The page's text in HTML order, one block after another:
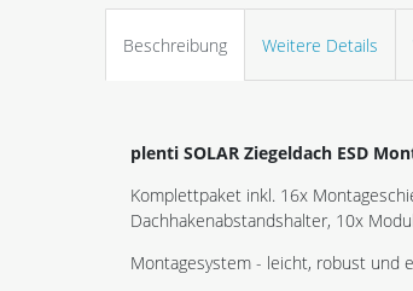
Beschreibung Weitere Details
plenti SOLAR Ziegeldach ESD
Komplettpaket inkl. 16x
Dachhakenabstandshalter, 10x
Montagesystem - leicht, robust und